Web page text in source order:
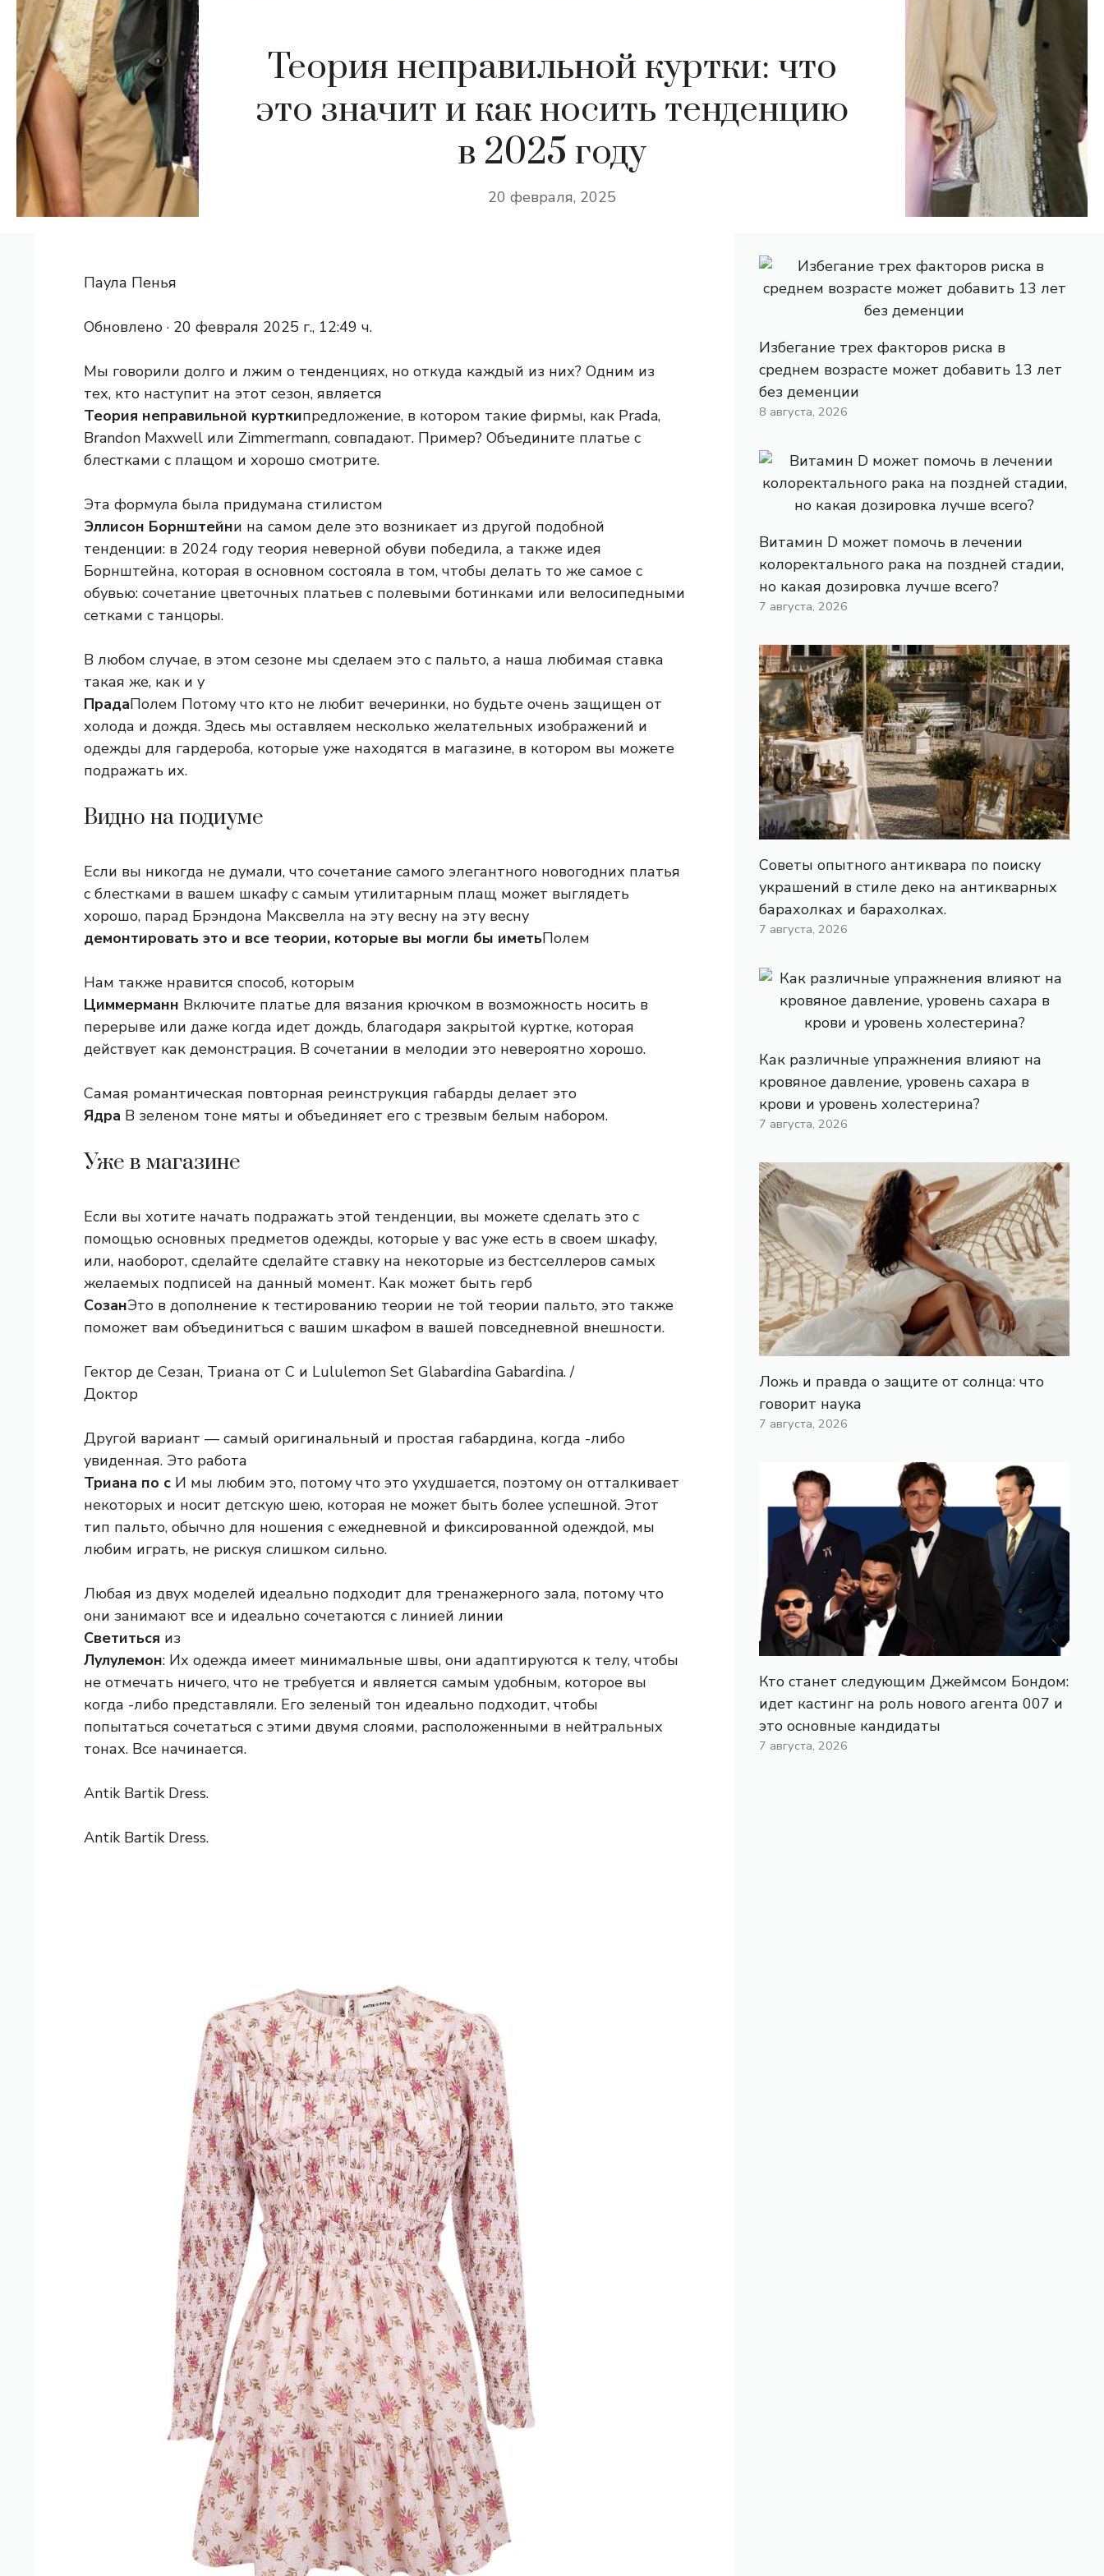
Теория неправильной куртки: что
это значит и как носить тенденцию
в 2025 году
20 февраля, 2025
Паула Пенья
Обновлено · 20 февраля 2025 г., 12:49 ч.
Мы говорили долго и лжим о тенденциях, но откуда каждый из них? Одним из
тех, кто наступит на этот сезон, является
Теория неправильной курткипредложение, в котором такие фирмы, как Prada,
Brandon Maxwell или Zimmermann, совпадают. Пример? Объедините платье с
блестками с плащом и хорошо смотрите.
Эта формула была придумана стилистом
Эллисон Борнштейни на самом деле это возникает из другой подобной
тенденции: в 2024 году теория неверной обуви победила, а также идея
Борнштейна, которая в основном состояла в том, чтобы делать то же самое с
обувью: сочетание цветочных платьев с полевыми ботинками или велосипедными
сетками с танцоры.
В любом случае, в этом сезоне мы сделаем это с пальто, а наша любимая ставка
такая же, как и у
ПрадаПолем Потому что кто не любит вечеринки, но будьте очень защищен от
холода и дождя. Здесь мы оставляем несколько желательных изображений и
одежды для гардероба, которые уже находятся в магазине, в котором вы можете
подражать их.
Видно на подиуме
Если вы никогда не думали, что сочетание самого элегантного новогодних платья
с блестками в вашем шкафу с самым утилитарным плащ может выглядеть
хорошо, парад Брэндона Максвелла на эту весну на эту весну
демонтировать это и все теории, которые вы могли бы иметьПолем
Нам также нравится способ, которым
Циммерманн Включите платье для вязания крючком в возможность носить в
перерыве или даже когда идет дождь, благодаря закрытой куртке, которая
действует как демонстрация. В сочетании в мелодии это невероятно хорошо.
Самая романтическая повторная реинструкция габарды делает это
Ядра В зеленом тоне мяты и объединяет его с трезвым белым набором.
Уже в магазине
Если вы хотите начать подражать этой тенденции, вы можете сделать это с
помощью основных предметов одежды, которые у вас уже есть в своем шкафу,
или, наоборот, сделайте сделайте ставку на некоторые из бестселлеров самых
желаемых подписей на данный момент. Как может быть герб
СозанЭто в дополнение к тестированию теории не той теории пальто, это также
поможет вам объединиться с вашим шкафом в вашей повседневной внешности.
Гектор де Сезан, Триана от C и Lululemon Set Glabardina Gabardina. /
Доктор
Другой вариант — самый оригинальный и простая габардина, когда -либо
увиденная. Это работа
Триана по с И мы любим это, потому что это ухудшается, поэтому он отталкивает
некоторых и носит детскую шею, которая не может быть более успешной. Этот
тип пальто, обычно для ношения с ежедневной и фиксированной одеждой, мы
любим играть, не рискуя слишком сильно.
Любая из двух моделей идеально подходит для тренажерного зала, потому что
они занимают все и идеально сочетаются с линией линии
Светиться из
Лулулемон: Их одежда имеет минимальные швы, они адаптируются к телу, чтобы
не отмечать ничего, что не требуется и является самым удобным, которое вы
когда -либо представляли. Его зеленый тон идеально подходит, чтобы
попытаться сочетаться с этими двумя слоями, расположенными в нейтральных
тонах. Все начинается.
Antik Bartik Dress.
Antik Bartik Dress.
Избегание трех факторов риска в
среднем возрасте может добавить 13 лет
без деменции
8 августа, 2026
Витамин D может помочь в лечении
колоректального рака на поздней стадии,
но какая дозировка лучше всего?
7 августа, 2026
Советы опытного антиквара по поиску
украшений в стиле деко на антикварных
барахолках и барахолках.
7 августа, 2026
Как различные упражнения влияют на
кровяное давление, уровень сахара в
крови и уровень холестерина?
7 августа, 2026
Ложь и правда о защите от солнца: что
говорит наука
7 августа, 2026
Кто станет следующим Джеймсом Бондом:
идет кастинг на роль нового агента 007 и
это основные кандидаты
7 августа, 2026